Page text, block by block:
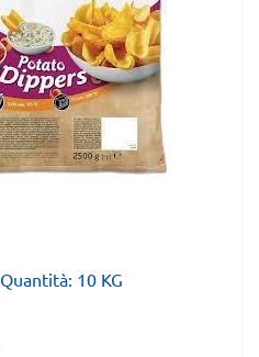
Quantità: 10 KG